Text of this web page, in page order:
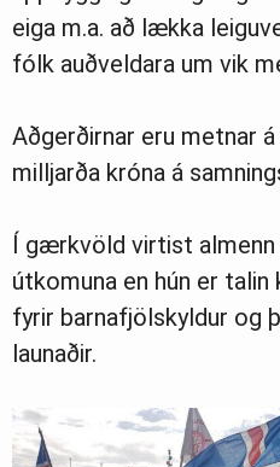
eiga m.a. að lækka
fólk auðveldara um vik
Aðgerðirnar eru metnar
milljarða króna á
Í gærkvöld virtist
útkomuna en hún er
fyrir barnafjölskyldur og
launaðir.